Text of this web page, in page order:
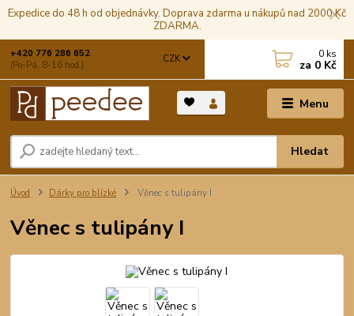
Expedice do 48 h od objednávky. Doprava zdarma u nákupů nad 2000 Kč
ZDARMA.
Menu
CZK
Hledat
+420 776 286 652
(Po-Pá, 8-16 hod.)
0 ks
za 0 Kč
Úvod Dárky pro blízké Věnec s tulipány I
Věnec s tulipány I